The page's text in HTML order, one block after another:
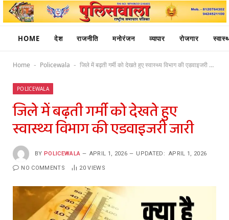
HOME देश राजनीति मनोरंजन व्यापार रोजगार
Home - Policewala - जिले में बढ़ती गर्मी को देखते हुए स्वास्थ्य विभाग की एडवाइजरी जारी
POLICEWALA
जिले में बढ़ती गर्मी को देखते हुए
स्वास्थ्य विभाग की एडवाइजरी जारी
BY POLICEWALA APRIL 1, 2026 UPDATED: APRIL 1, 2026
NO COMMENTS 20VIEWS